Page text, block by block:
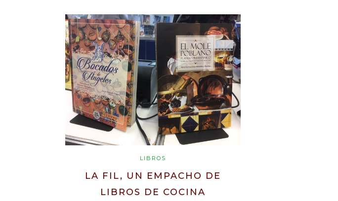
LIBROS
LA FIL, UN EMPACHO DE
LIBROS DE COCINA